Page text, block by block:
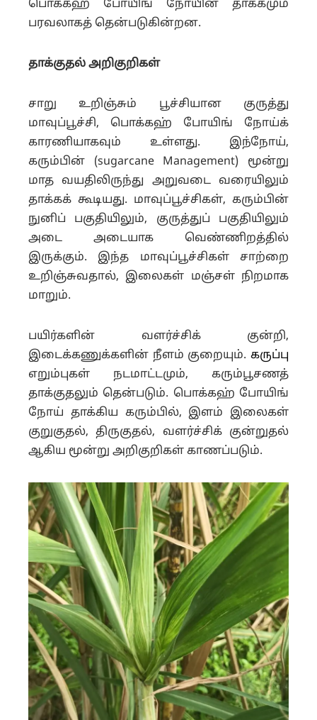
பொக்கஹ் போயிங் நோயின் தாக்கமும்
பரவலாகத் தென்படுகின்றன.
தாக்குதல் அறிகுறிகள்
சாறு உறிஞ்சும் பூச்சியான குருத்து
மாவுப்பூச்சி, பொக்கஹ் போயிங் நோய்க்
காரணியாகவும் உள்ளது. இந்நோய்,
கரும்பின் (sugarcane Management) மூன்று
மாத வயதிலிருந்து அறுவடை வரையிலும்
தாக்கக் கூடியது. மாவுப்பூச்சிகள், கரும்பின்
நுனிப் பகுதியிலும், குருத்துப் பகுதியிலும்
அடை அடையாக வெண்ணிறத்தில்
இருக்கும். இந்த மாவுப்பூச்சிகள் சாற்றை
உறிஞ்சுவதால், இலைகள் மஞ்சள் நிறமாக
மாறும்.
பயிர்களின் வளர்ச்சிக் குன்றி,
இடைக்கணுக்களின் நீளம் குறையும். கருப்பு
எறும்புகள் நடமாட்டமும், கரும்பூசணத்
தாக்குதலும் தென்படும். பொக்கஹ் போயிங்
நோய் தாக்கிய கரும்பில், இளம் இலைகள்
குறுகுதல், திருகுதல், வளர்ச்சிக் குன்றுதல்
ஆகிய மூன்று அறிகுறிகள் காணப்படும்.